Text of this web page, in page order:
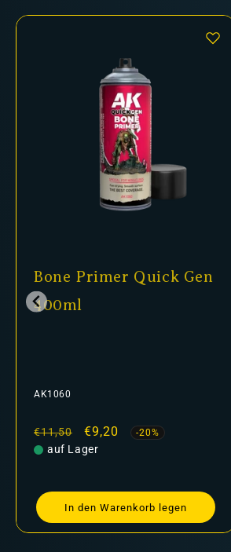
Bone Primer Quick Gen
400ml
AK1060
Normaler
Preis
€11,50 Verkaufspreis
€9,20 -20%
auf Lager
In den Warenkorb legen